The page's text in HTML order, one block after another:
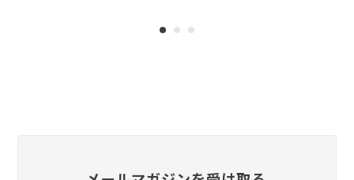
ーケースとしてしっくりきてくれて